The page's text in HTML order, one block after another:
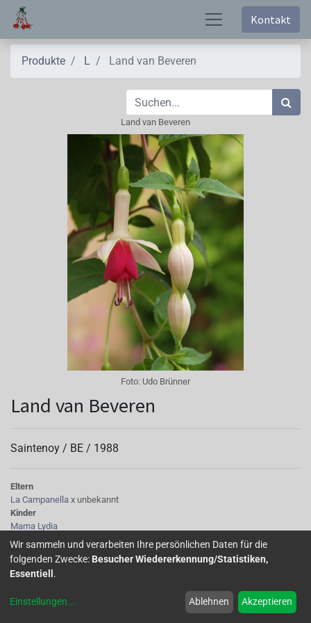
Kontakt
Produkte L Land van Beveren
Land van Beveren
Foto: Udo Brünner
Land van Beveren
Saintenoy / BE / 1988
Eltern
La Campanella x unbekannt
Kinder
Mama Lydia
Tubus
fast weiß
Sepalen
fast weiß mit etwas rosa Schimmer, gelbgrüne Spitzen
dunkelkarminrot mit orange Schimmer
Wir sammeln und verarbeiten Ihre persönlichen Daten für die
folgenden Zwecke: Besucher Wiedererkennung/Statistiken,
Essentiell .
Einstellungen... Ablehnen Akzeptieren